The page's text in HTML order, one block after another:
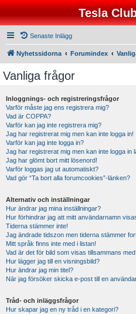
Tesla
Senaste Inlägg
Nyhetssidorna Forumindex
Vanliga frågor
Inloggnings- och registreringsfrågor
Varför måste jag ens registrera mig?
Vad är COPPA?
Varför kan jag inte registrera mig?
Jag har registrerat mig men kan inte logga in!
Varför kan jag inte logga in?
Jag har registrerat mig men kan inte logga in
Jag har glömt bort mitt lösenord!
Varför loggas jag ut automatiskt?
Vad gör “Ta bort alla forumcookies”-länken?
Alternativ och inställningar
Hur ändrar jag mina inställningar?
Hur förhindrar jag att mitt användarnamn
Tiderna stämmer inte!
Jag ändrade tidszon men tiderna stämmer
Mitt språk finns inte med i listan!
Vad är det för bild som visas tillsammans
Hur lägger jag till en visningsbild?
Hur ändrar jag min titel?
När jag försöker skicka e-post till en
Tråd- och inläggsfrågor
Hur skapar jag en ny tråd i en kategori?